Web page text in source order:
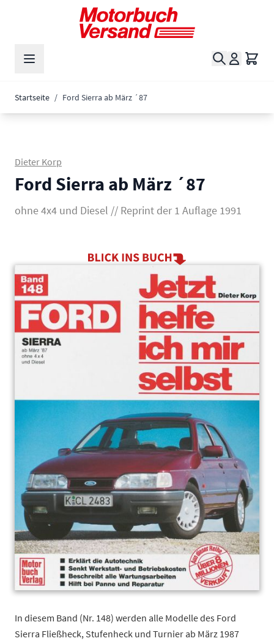
Zum Inhalt springen
Suche
Startseite / Ford Sierra ab März ´87
Dieter Korp
Ford Sierra ab März ´87
ohne 4x4 und Diesel // Reprint der 1 Auflage 1991
Main image
Click to view image in fullscreen
In diesem Band (Nr. 148) werden alle Modelle des Ford
Sierra Fließheck, Stufenheck und Turnier ab März 1987